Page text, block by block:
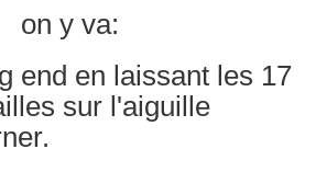
on y va:
end en laissant les 17
sur l'aiguille